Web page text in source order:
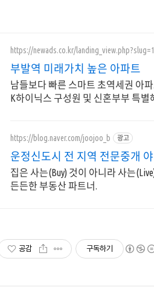
https://newads.co.kr/
부발역 미래가치 높은 아파트
남들보다 빠른 스마트 초역세권 아
K하이닉스 구성원 및 신혼부부 특별
https://blog.naver.com/joojoo_b 광고
운정신도시 전 지역 전문중개
집은 사는(Buy) 것이 아니라 사는
든든한 부동산 파트너.
공감 구독하기